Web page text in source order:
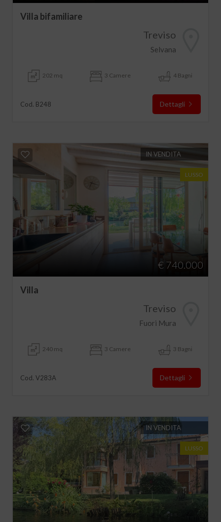
Villa bifamiliare
Treviso
Selvana
202 mq 3 Camere 4 Bagni
Cod. B248 Dettagli
IN VENDITA
LUSSO
€ 740.000
Villa
Treviso
Fuori Mura
240 mq 3 Camere 3 Bagni
Cod. V283A Dettagli
IN VENDITA
LUSSO